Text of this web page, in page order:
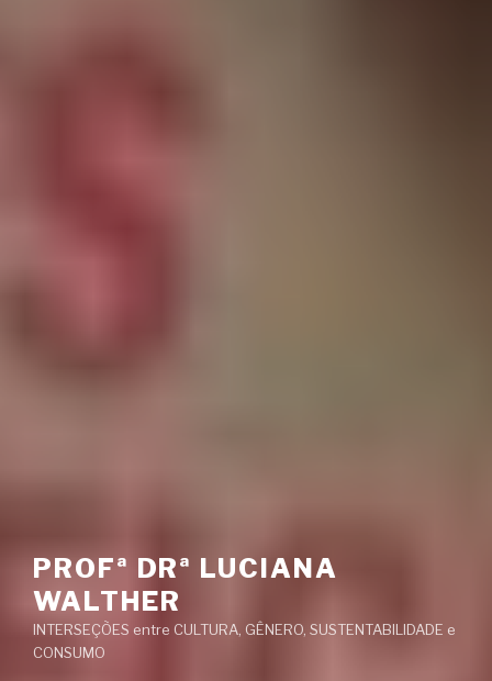
PROFª DRª LUCIANA
WALTHER
INTERSEÇÕES entre CULTURA, GÊNERO, SUSTENTABILIDADE e
CONSUMO